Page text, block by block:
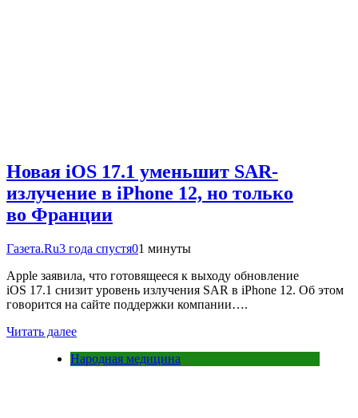
Новая iOS 17.1 уменьшит SAR-
излучение в iPhone 12, но только
во Франции
Газета.Ru3 года спустя01 минуты
Apple заявила, что готовящееся к выходу обновление
iOS 17.1 снизит уровень излучения SAR в iPhone 12. Об этом
говорится на сайте поддержки компании….
Читать далее
Народная медицина